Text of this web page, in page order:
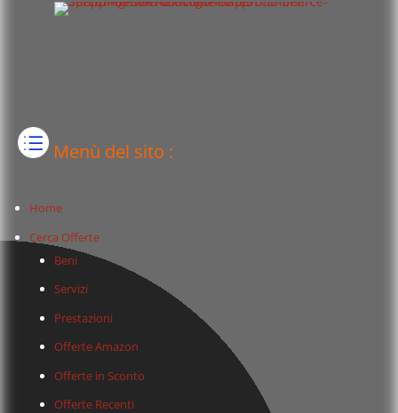
Menù del sito :
Home
Cerca Offerte
Beni
Servizi
Prestazioni
Offerte Amazon
Offerte in Sconto
Offerte Recenti